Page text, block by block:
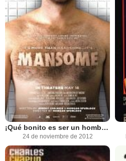
¡Qué bonito es ser un hombre!
24 de noviembre de 2012